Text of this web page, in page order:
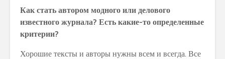
Как стать автором модного или делового
известного журнала? Есть какие-то определенные
критерии?
Хорошие тексты и авторы нужны всем и всегда. Все